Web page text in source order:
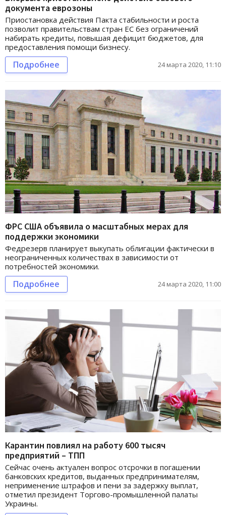
документа еврозоны
Приостановка действия Пакта стабильности и роста
позволит правительствам стран ЕС без ограничений
набирать кредиты, повышая дефицит бюджетов, для
предоставления помощи бизнесу.
Подробнее 24 марта 2020, 11:10
ФРС США объявила о масштабных мерах для
поддержки экономики
Федрезерв планирует выкупать облигации фактически в
неограниченных количествах в зависимости от
потребностей экономики.
Подробнее 24 марта 2020, 11:00
Карантин повлиял на работу 600 тысяч
предприятий – ТПП
Сейчас очень актуален вопрос отсрочки в погашении
банковских кредитов, выданных предпринимателям,
неприменение штрафов и пени за задержку выплат,
отметил президент Торгово-промышленной палаты
Украины.